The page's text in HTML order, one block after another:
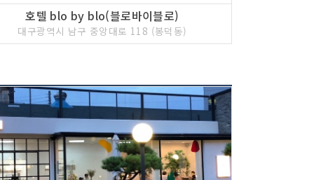
호텔 blo by blo(블로바이블로)
대구광역시 남구 중앙대로 118 (봉덕동)